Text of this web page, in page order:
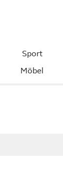
Sport
Möbel